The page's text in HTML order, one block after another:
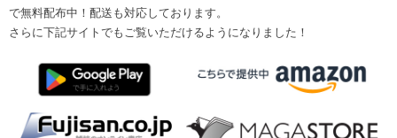
で無料配布中！配送も対応しております。
さらに下記サイトでもご覧いただけるようになりました！